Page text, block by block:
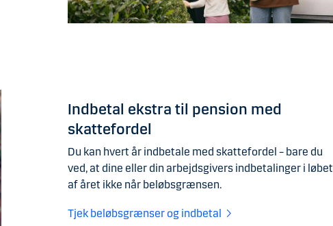
Indbetal ekstra til pension med
skattefordel
Du kan hvert år indbetale med skattefordel – bare du
ved, at dine eller din arbejdsgivers indbetalinger i løbet
af året ikke når beløbsgrænsen.
Tjek beløbsgrænser og indbetal